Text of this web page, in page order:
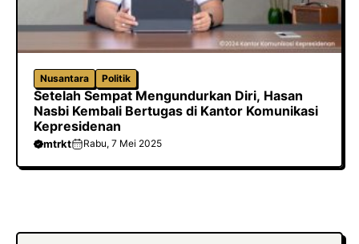
Nusantara Politik
Setelah Sempat Mengundurkan Diri, Hasan
Nasbi Kembali Bertugas di Kantor Komunikasi
Kepresidenan
mtrkt Rabu, 7 Mei 2025